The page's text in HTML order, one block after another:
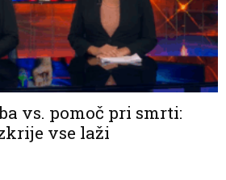
vs. pomoč pri smrti:
vse laži